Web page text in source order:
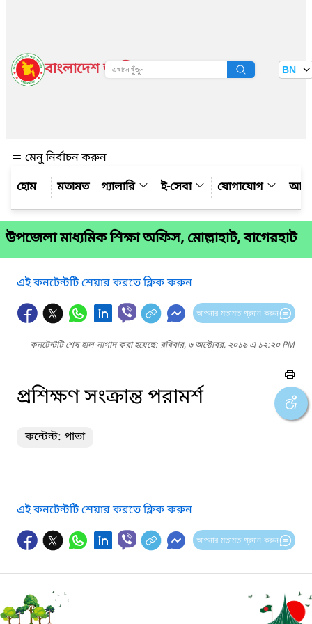
বাংলাদেশ জাতীয় তথ্য বাতায়ন BN
মেনু নির্বাচন করুন
মতামত
গ্যালারি ই-সেবা যোগাযোগ
উপজেলা মাধ্যমিক শিক্ষা অফিস, মোল্লাহাট, বাগেরহাট
এই কনটেন্টটি শেয়ার করতে ক্লিক করুন
আপনার মতামত প্রদান করুন
কনটেন্টটি শেষ হাল-নাগাদ করা হয়েছে: রবিবার, ৬ অক্টোবর, ২০১৯ এ ১২:২০ PM
প্রশিক্ষণ সংক্রান্ত পরামর্শ
কন্টেন্ট: পাতা
এই কনটেন্টটি শেয়ার করতে ক্লিক করুন
আপনার মতামত প্রদান করুন